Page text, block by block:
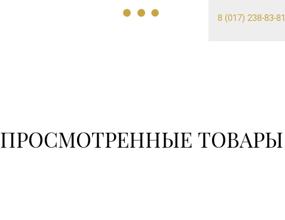
8 (017) 238-83-81
ПРОСМОТРЕННЫЕ ТОВАРЫ